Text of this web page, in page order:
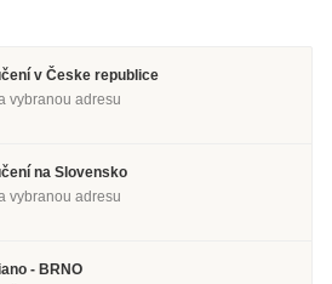
v Česke republice
vybranou adresu
na Slovensko
vybranou adresu
- BRNO